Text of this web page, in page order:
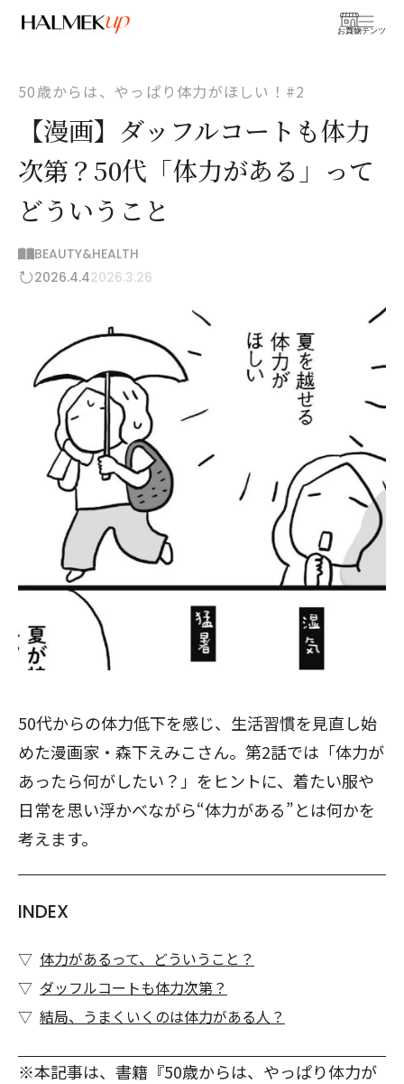
お買物
コンテンツ
50歳からは、やっぱり体力がほしい！#2
【漫画】ダッフルコートも体力
次第？50代「体力がある」って
どういうこと
BEAUTY&HEALTH
2026.4.42026.3.26
50代からの体力低下を感じ、生活習慣を見直し始
めた漫画家・森下えみこさん。第2話では「体力が
あったら何がしたい？」をヒントに、着たい服や
日常を思い浮かべながら“体力がある”とは何かを
考えます。
INDEX
体力があるって、どういうこと？
ダッフルコートも体力次第？
結局、うまくいくのは体力がある人？
※本記事は、書籍 『50歳からは、やっぱり体力が